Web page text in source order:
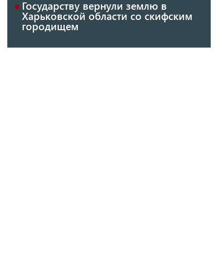
Государству вернули землю в
Харьковской области со скифским
городищем